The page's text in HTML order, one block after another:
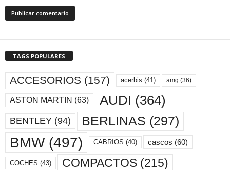
TAGS POPULARES
ACCESORIOS (157) acerbis (41) amg (36)
ASTON MARTIN (63) AUDI (364)
BENTLEY (94) BERLINAS (297)
BMW(497) CABRIOS (40) cascos (60)
COCHES (43) COMPACTOS (215)